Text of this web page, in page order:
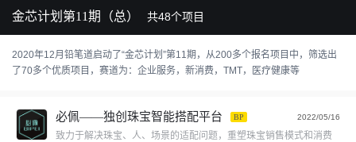
金芯计划第11期（总） 共48个项目
2020年12月铅笔道启动了“金芯计划”第11期，从200多个报名项目中，筛选出
了70多个优质项目，赛道为：企业服务，新消费，TMT，医疗健康等
必佩——独创珠宝智能搭配平台 BP 2022/05/16
致力于解决珠宝、人、场景的适配问题，重塑珠宝销售模式和消费